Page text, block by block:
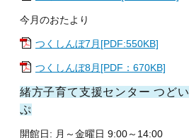
今月のおたより
つくしんぼ7月[PDF:550KB]
つくしんぼ8月[PDF：670KB]
緒方子育て支援センター つど
ぷ
開館日: 月～金曜日 9:00～14:00